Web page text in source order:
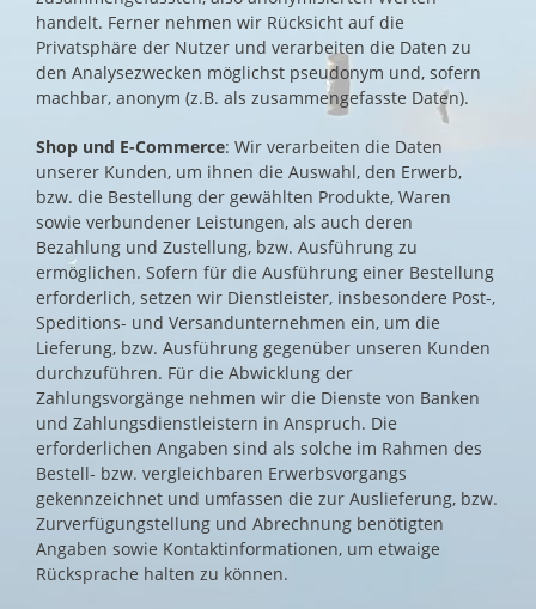
handelt. Ferner nehmen wir Rücksicht auf die
Privatsphäre der Nutzer und verarbeiten die Daten zu
den Analysezwecken möglichst pseudonym und, sofern
machbar, anonym (z.B. als zusammengefasste Daten).
Shop und E-Commerce: Wir verarbeiten die Daten
unserer Kunden, um ihnen die Auswahl, den Erwerb,
bzw. die Bestellung der gewählten Produkte, Waren
sowie verbundener Leistungen, als auch deren
Bezahlung und Zustellung, bzw. Ausführung zu
ermöglichen. Sofern für die Ausführung einer Bestellung
erforderlich, setzen wir Dienstleister, insbesondere Post-,
Speditions- und Versandunternehmen ein, um die
Lieferung, bzw. Ausführung gegenüber unseren Kunden
durchzuführen. Für die Abwicklung der
Zahlungsvorgänge nehmen wir die Dienste von Banken
und Zahlungsdienstleistern in Anspruch. Die
erforderlichen Angaben sind als solche im Rahmen des
Bestell- bzw. vergleichbaren Erwerbsvorgangs
gekennzeichnet und umfassen die zur Auslieferung, bzw.
Zurverfügungstellung und Abrechnung benötigten
Angaben sowie Kontaktinformationen, um etwaige
Rücksprache halten zu können.